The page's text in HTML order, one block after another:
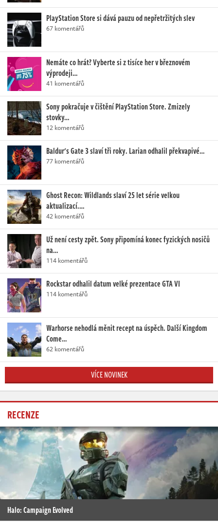
PlayStation Store si dává pauzu od nepřetržitých slev
67 komentářů
Nemáte co hrát? Vyberte si z tisíce her v březnovém
výprodeji…
41 komentářů
Sony pokračuje v čištění PlayStation Store. Zmizely
stovky…
12 komentářů
Baldur's Gate 3 slaví tři roky. Larian odhalil překvapivé…
77 komentářů
Ghost Recon: Wildlands slaví 25 let série velkou
aktualizací.…
42 komentářů
Už není cesty zpět. Sony připomíná konec fyzických nosičů
na…
114 komentářů
Rockstar odhalil datum velké prezentace GTA VI
114 komentářů
Warhorse nehodlá měnit recept na úspěch. Další Kingdom
Come…
62 komentářů
VÍCE NOVINEK
RECENZE
Halo: Campaign Evolved